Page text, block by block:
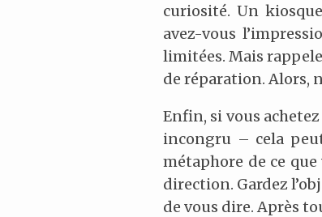
curiosité. Un
avez-vous
limitées. Mais
de réparation. Alors,
Enfin, si vous
incongru – cela
métaphore de ce
direction. Gardez
de vous dire. Après